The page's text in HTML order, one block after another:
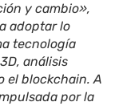
y cambio»,
adoptar lo
tecnología
análisis
el blockchain. A
por la